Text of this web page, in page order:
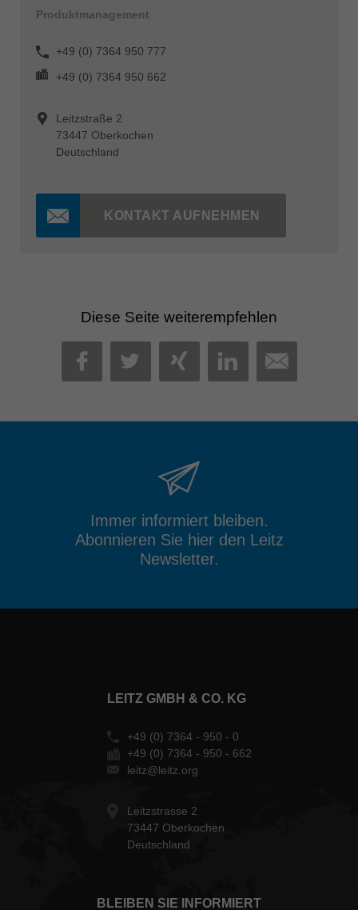
Produktmanagement
+49 (0) 7364 950 777
+49 (0) 7364 950 662
Leitzstraße 2
73447 Oberkochen
Deutschland
KONTAKT AUFNEHMEN
Diese Seite weiterempfehlen
FACEBOOK
TWITTER
XINGLINKEDIN
MAIL
Immer informiert bleiben.
Abonnieren Sie hier den Leitz
Newsletter.
LEITZ GMBH & CO. KG
+49 (0) 7364 - 950 - 0
+49 (0) 7364 - 950 - 662
leitz@leitz.org
Leitzstrasse 2
73447 Oberkochen
Deutschland
BLEIBEN SIE INFORMIERT